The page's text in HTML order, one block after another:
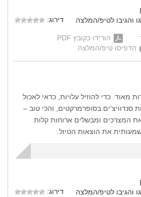
והגיבו לטיפ/המלצה
דירוג:
הורידו כקובץ PDF
הדפיסו טיפ/המלצה
מאוד. כדי להוזיל עלויות, כדאי לאכול
סנדוויצ'ים בסופרמרקטים, והכי טוב –
המצרכים ומבשלים ארוחות קלות
את הוצאות הטיול.
והגיבו לטיפ/המלצה
דירוג: